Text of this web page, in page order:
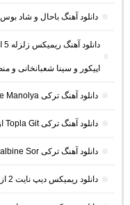
دانلود آهنگ باحال و شاد
اپیکور و سینا شعبانخانی و
دانلود آهنگ ترکی Ah Be Manolya از بوراک بولوت
دانلود آهنگ ترکی Topla Git از کورتولوش کوش
دانلود آهنگ ترکی Kalbine Sor از Bahadır Macit و Tunahan Sakar
دانلود ریمیکس دیپ نایت 2 از احسان رمزی (ریمیکس طولانی غمگین)